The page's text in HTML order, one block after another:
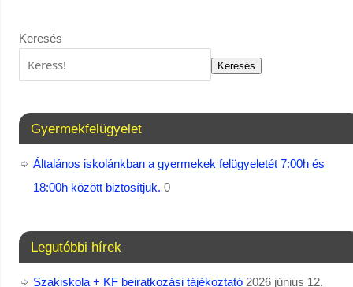
Keresés
Keresés
Gyermekfelügyelet
Általános iskolánkban a gyermekek felügyeletét 7:00h és
18:00h között biztosítjuk. 0
Legutóbbi hírek
Szakiskola + KF beiratkozási tájékoztató 2026 június 12.